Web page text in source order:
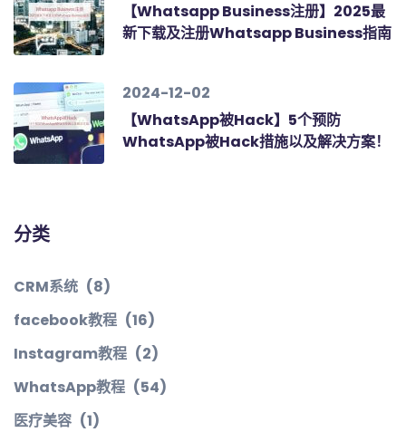
【Whatsapp Business注册】2025最
新下载及注册Whatsapp Business指南
2024-12-02
【WhatsApp被Hack】5个预防
WhatsApp被Hack措施以及解决方案！
分类
CRM系统 (8)
facebook教程 (16)
Instagram教程 (2)
WhatsApp教程 (54)
医疗美容 (1)